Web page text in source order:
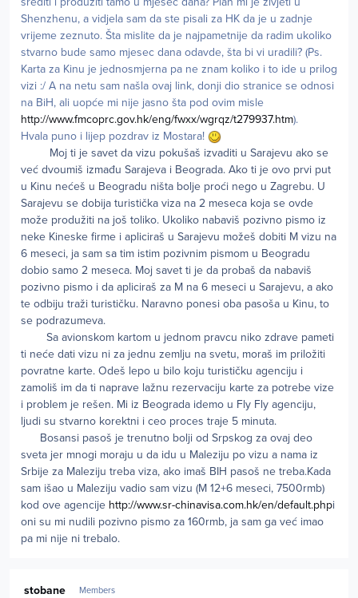
Shenzhenu, a vidjela sam da ste pisali za HK da je u zadnje
vrijeme zeznuto. Šta mislite da je najpametnije da radim ukoliko
stvarno bude samo mjesec dana odavde, šta bi vi uradili? (Ps.
Karta za Kinu je jednosmjerna pa ne znam koliko i to ide u prilog
vizi :/ A na netu sam našla ovaj link, donji dio stranice se odnosi
na BiH, ali uopće mi nije jasno šta pod ovim misle
http://www.fmcoprc.gov.hk/eng/fwxx/wgrqz/t279937.htm).
Hvala puno i lijep pozdrav iz Mostara!
Moj ti je savet da vizu pokušaš izvaditi u Sarajevu ako se
već dvoumiš izmađu Sarajeva i Beograda. Ako ti je ovo prvi put
u Kinu nećeš u Beogradu ništa bolje proći nego u Zagrebu. U
Sarajevu se dobija turistička viza na 2 meseca koja se ovde
može produžiti na još toliko. Ukoliko nabaviš pozivno pismo iz
neke Kineske firme i apliciraš u Sarajevu možeš dobiti M vizu na
6 meseci, ja sam sa tim istim pozivnim pismom u Beogradu
dobio samo 2 meseca. Moj savet ti je da probaš da nabaviš
pozivno pismo i da apliciraš za M na 6 meseci u Sarajevu, a ako
te odbiju traži turističku. Naravno ponesi oba pasoša u Kinu, to
se podrazumeva.
Sa avionskom kartom u jednom pravcu niko zdrave pameti
ti neće dati vizu ni za jednu zemlju na svetu, moraš im priložiti
povratne karte. Odeš lepo u bilo koju turističku agenciju i
zamoliš im da ti naprave lažnu rezervaciju karte za potrebe vize
i problem je rešen. Mi iz Beograda idemo u Fly Fly agenciju,
ljudi su stvarno korektni i ceo proces traje 5 minuta.
Bosansi pasoš je trenutno bolji od Srpskog za ovaj deo
sveta jer mnogi moraju u da idu u Maleziju po vizu a nama iz
Srbije za Maleziju treba viza, ako imaš BIH pasoš ne treba.Kada
sam išao u Maleziju vadio sam vizu (M 12+6 meseci, 7500rmb)
kod ove agencije http://www.sr-chinavisa.com.hk/en/default.phpi
oni su mi nudili pozivno pismo za 160rmb, ja sam ga već imao
pa mi nije ni trebalo.
stobane Members